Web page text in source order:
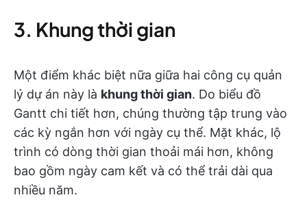
3. Khung thời gian
Một điểm khác biệt nữa giữa hai công cụ quản
lý dự án này là khung thời gian. Do biểu đồ
Gantt chi tiết hơn, chúng thường tập trung vào
các kỳ ngắn hơn với ngày cụ thể. Mặt khác, lộ
trình có dòng thời gian thoải mái hơn, không
bao gồm ngày cam kết và có thể trải dài qua
nhiều năm.